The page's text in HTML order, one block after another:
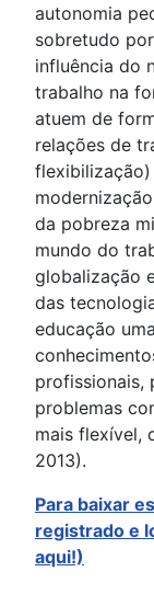
autonomia
sobretudo
influência do
trabalho na
atuem de
relações de
da pobreza
mundo do
globalização
das
educação
profissionais,
problemas
mais flexível,
2013).
Para baixar
registrado e
aqui!)